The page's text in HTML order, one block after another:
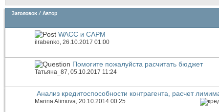
Заголовок / Автор
WACC и CAPM
ilrabenko, 26.10.2017 01:00
Помогите пожалуйста расчитать бюджет
Татьяна_87, 05.10.2017 11:24
Анализ кредитоспособности контрагента, расчет
Marina Alimova, 20.10.2014 00:25